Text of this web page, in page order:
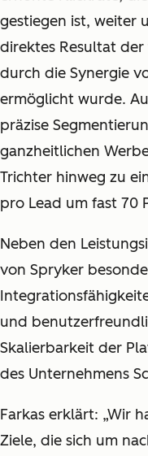
gestiegen ist, weiter
direktes Resultat
durch die Synergie
ermöglicht wurde.
präzise
ganzheitlichen
Trichter hinweg zu
pro Lead um fast 70
Neben den
von Spryker
und
Skalierbarkeit der
des Unternehmens
Farkas erklärt: „Wir
Ziele, die sich um